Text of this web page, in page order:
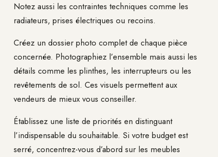
Notez aussi les contraintes techniques comme les
radiateurs, prises électriques ou recoins.
Créez un dossier photo complet de chaque pièce
concernée. Photographiez l’ensemble mais aussi les
détails comme les plinthes, les interrupteurs ou les
revêtements de sol. Ces visuels permettent aux
vendeurs de mieux vous conseiller.
Établissez une liste de priorités en distinguant
l’indispensable du souhaitable. Si votre budget est
serré, concentrez-vous d’abord sur les meubles